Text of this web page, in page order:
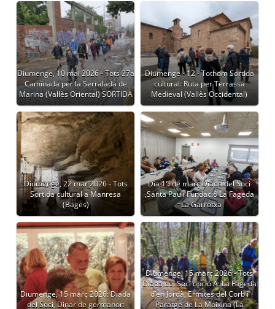
Diumenge, 10 mai 2026 - Tots 27a
Caminada per la Serralada de
Marina (Vallès Oriental) SORTIDA
Diumenge - 12 - Tothom Sortida
cultural: Ruta per Terrassa
Medieval (Vallès Occidental)
Diumenge, 22 mar 2026 - Tots
Sortida cultural a Manresa
(Bages)
Dia 15 de març Diada del Soci
,Santa Pau i Fundació La Fageda
=La Garrotxa
Diumenge, 15 març 2026: Diada
del Soci, Dinar de germanor:
Diumenge, 15 març 2026 - Tots
Diada del Soci opció A: La Fageda
d’en Jordà, Ermites del Corb i
Paratge de La Moixina (La